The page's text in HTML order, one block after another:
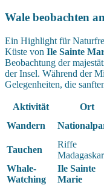
Wale beobachten
Ein Highlight für
Küste von Ile Sainte
Beobachtung der
der Insel. Während der
Gelegenheiten, die
Aktivität Ort
Wandern
Tauchen
Riffe
Whale-
Watching
Ile Sainte
Marie